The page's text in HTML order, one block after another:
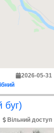
2026-05-31
буг)
Вільний доступ